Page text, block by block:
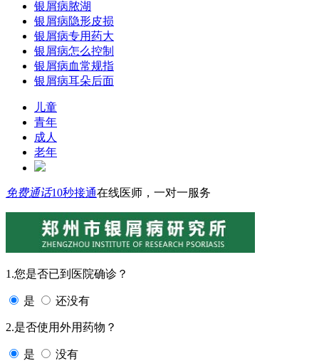
银屑病脓湖
银屑病隐形皮损
银屑病专用药大
银屑病怎么控制
银屑病血常规指
银屑病耳朵后面
儿童
青年
成人
老年
免费通话10秒接通在线医师，一对一服务
1.您是否已到医院确诊？
是 还没有
2.是否使用外用药物？
是 没有